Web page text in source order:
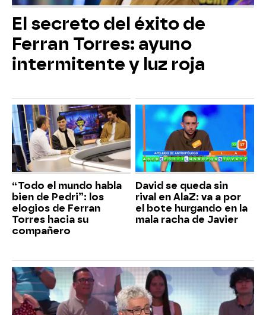
El secreto del éxito de
Ferran Torres: ayuno
intermitente y luz roja
“Todo el mundo habla
bien de Pedri”: los
elogios de Ferran
Torres hacia su
compañero
David se queda sin
rival en AlaZ: va a por
el bote hurgando en la
mala racha de Javier